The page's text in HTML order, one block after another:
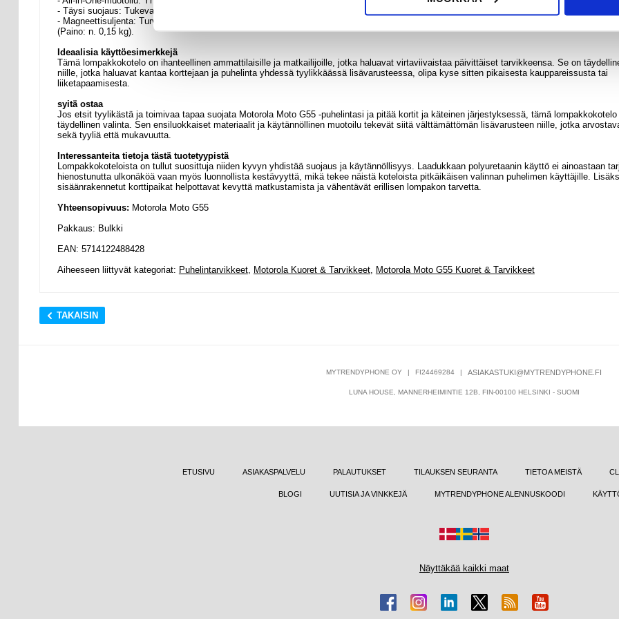
- Täysi suojaus: Tukeva suojakotelo suojaa puhelintasi naarmuilta, putoamisilta ja pieniltä iskuilta ja takaa pitkäaikaisen kestävyyden.
- Magneettisuljenta: Turvallinen magneettiläppä pitää lompakkokotelon suljettuna ja varmistaa, että puhelimesi ja korttisi pysyvät sisällä
(Paino: n. 0,15 kg).
Ideaalisia käyttöesimerkkejä
Tämä lompakkokotelo on ihanteellinen ammattilaisille ja matkailijoille, jotka haluavat virtaviivaistaa päivittäiset tarvikkeensa. Se on
niille, jotka haluavat kantaa korttejaan ja puhelinta yhdessä tyylikkäässä lisävarusteessa, olipa kyse sitten pikaisesta kauppareissusta tai
liiketapaamisesta.
syitä ostaa
Jos etsit tyylikästä ja toimivaa tapaa suojata Motorola Moto G55 -puhelintasi ja pitää kortit ja käteinen järjestyksessä, tämä lompakkokotelo
täydellinen valinta. Sen ensiluokkaiset materiaalit ja käytännöllinen muotoilu tekevät siitä välttämättömän lisävarusteen niille, jotka
sekä tyyliä että mukavuutta.
Interessanteita tietoja tästä tuotetyypistä
Lompakkokoteloista on tullut suosittuja niiden kyvyn yhdistää suojaus ja käytännöllisyys. Laadukkaan polyuretaanin käyttö ei ainoastaan
hienostunutta ulkonäköä vaan myös luonnollista kestävyyttä, mikä tekee näistä koteloista pitkäikäisen valinnan puhelimen käyttäjille.
sisäänrakennetut korttipaikat helpottavat kevyttä matkustamista ja vähentävät erillisen lompakon tarvetta.
Yhteensopivuus: Motorola Moto G55
Pakkaus: Bulkki
EAN: 5714122488428
Aiheeseen liittyvät kategoriat: Puhelintarvikkeet, Motorola Kuoret & Tarvikkeet, Motorola Moto G55 Kuoret & Tarvikkeet
TAKAISIN
MYTRENDYPHONE OY | FI24469284 | ASIAKASTUKI@MYTRENDYPHONE.FI
LUNA HOUSE, MANNERHEIMINTIE 12B, FIN-00100 HELSINKI - SUOMI
ETUSIVU ASIAKASPALVELU PALAUTUKSET TILAUKSEN SEURANTA TIETOA MEISTÄ
BLOGI UUTISIA JA VINKKEJÄ MYTRENDYPHONE ALENNUSKOODI
Näyttäkää kaikki maat